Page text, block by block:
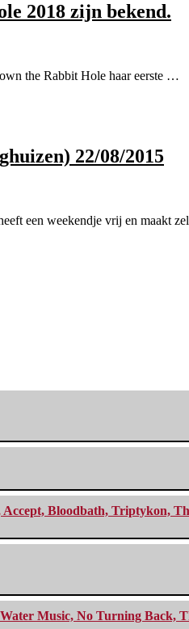
2018 zijn bekend.
the Rabbit Hole haar eerste …
22/08/2015
een weekendje vrij en maakt
Accept, Bloodbath, Triptykon,
Music, No Turning Back,